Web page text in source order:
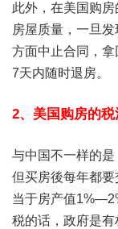
此外，在美国购
房屋质量，一旦
方面中止合同，
7天内随时退房。
2、美国购房的
与中国不一样的是
但买房後每年都
当于房产值
税的话，政府是有